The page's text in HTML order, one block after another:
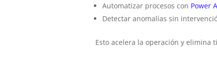
Automatizar procesos con Power
Detectar anomalías sin
Esto acelera la operación y elimina